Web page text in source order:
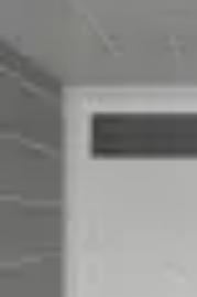
quotidienne
Relaxations Rapides